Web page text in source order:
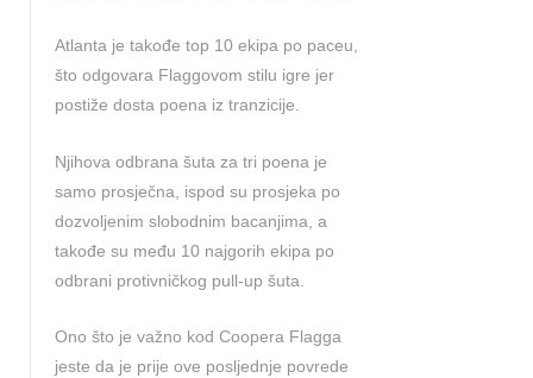
Atlanta je takođe top 10 ekipa po paceu,
što odgovara Flaggovom stilu igre jer
postiže dosta poena iz tranzicije.
Njihova odbrana šuta za tri poena je
samo prosječna, ispod su prosjeka po
dozvoljenim slobodnim bacanjima, a
takođe su među 10 najgorih ekipa po
odbrani protivničkog pull-up šuta.
Ono što je važno kod Coopera Flagga
jeste da je prije ove posljednje povrede